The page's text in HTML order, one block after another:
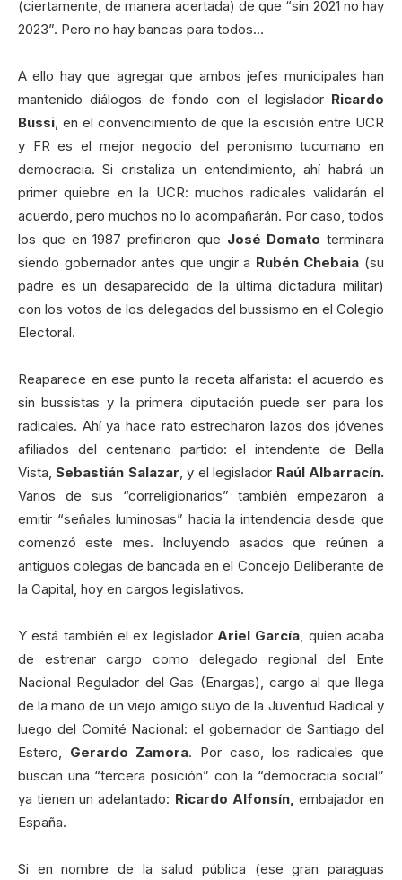
(ciertamente, de manera acertada) de que “sin 2021 no hay
2023”. Pero no hay bancas para todos…
A ello hay que agregar que ambos jefes municipales han
mantenido diálogos de fondo con el legislador Ricardo
Bussi , en el convencimiento de que la escisión entre UCR
y FR es el mejor negocio del peronismo tucumano en
democracia. Si cristaliza un entendimiento, ahí habrá un
primer quiebre en la UCR: muchos radicales validarán el
acuerdo, pero muchos no lo acompañarán. Por caso, todos
los que en 1987 prefirieron que José Domato terminara
siendo gobernador antes que ungir a Rubén Chebaia (su
padre es un desaparecido de la última dictadura militar)
con los votos de los delegados del bussismo en el Colegio
Electoral.
Reaparece en ese punto la receta alfarista: el acuerdo es
sin bussistas y la primera diputación puede ser para los
radicales. Ahí ya hace rato estrecharon lazos dos jóvenes
afiliados del centenario partido: el intendente de Bella
Vista,Sebastián Salazar , y el legislador Raúl Albarracín.
Varios de sus “correligionarios” también empezaron a
emitir “señales luminosas” hacia la intendencia desde que
comenzó este mes. Incluyendo asados que reúnen a
antiguos colegas de bancada en el Concejo Deliberante de
la Capital, hoy en cargos legislativos.
Y está también el ex legislador Ariel García , quien acaba
de estrenar cargo como delegado regional del Ente
Nacional Regulador del Gas (Enargas), cargo al que llega
de la mano de un viejo amigo suyo de la Juventud Radical y
luego del Comité Nacional: el gobernador de Santiago del
Estero, Gerardo Zamora. Por caso, los radicales que
buscan una “tercera posición” con la “democracia social”
ya tienen un adelantado: Ricardo Alfonsín, embajador en
España.
Si en nombre de la salud pública (ese gran paraguas